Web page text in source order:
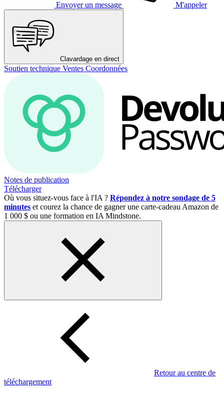
Envoyer un message M'appeler
Clavardage en direct
Soutien technique Ventes Coordonnées
Notes de publication
Télécharger
Où vous situez-vous face à l'IA ? Répondez à notre sondage de 5
minutes et courez la chance de gagner une carte-cadeau Amazon de
1 000 $ ou une formation en IA Mindstone.
Retour au centre de
téléchargement